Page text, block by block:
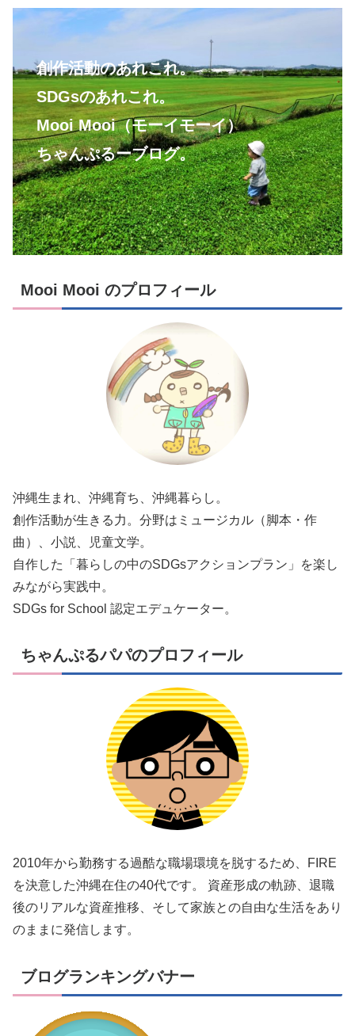
創作活動のあれこれ。
SDGsのあれこれ。
Mooi Mooi（モーイモーイ）
ちゃんぷるーブログ。
Mooi Mooi のプロフィール
沖縄生まれ、沖縄育ち、沖縄暮らし。
創作活動が生きる力。分野はミュージカル（脚本・作
曲）、小説、児童文学。
自作した「暮らしの中のSDGsアクションプラン」を楽し
みながら実践中。
SDGs for School 認定エデュケーター。
ちゃんぷるパパのプロフィール
2010年から勤務する過酷な職場環境を脱するため、FIRE
を決意した沖縄在住の40代です。 資産形成の軌跡、退職
後のリアルな資産推移、そして家族との自由な生活をあり
のままに発信します。
ブログランキングバナー